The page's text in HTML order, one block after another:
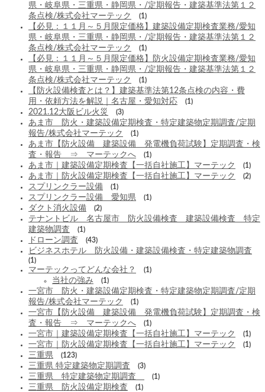
県・岐阜県・三重県・静岡県・/定期報告・建築基準法第１２
条点検/株式会社マーテック
(1)
【必見：１１月～５月限定価格】建築設備定期検査業務/愛知
県・岐阜県・三重県・静岡県・/定期報告・建築基準法第１２
条点検/株式会社マーテック
(1)
【必見：１１月～５月限定価格】防火設備定期検査業務/愛知
県・岐阜県・三重県・静岡県・/定期報告・建築基準法第１２
条点検/株式会社マーテック
(1)
【防火設備検査とは？】建築基準法第12条点検の内容・費
用・依頼方法を解説｜名古屋・愛知対応
(1)
2021.12大阪ビル火災 (3)
あま市 防火・建築設備定期検査・特定建築物定期調査/定期
報告/株式会社マーテック
(1)
あま市【防火設備 建築設備 発電機負荷試験】定期調査・検
査・報告 ⇒ マーテックへ
(1)
あま市｜建築設備定期検査【一括自社施工】マーテック (1)
あま市｜防火設備定期検査【一括自社施工】マーテック (2)
スプリンクラー設備 (1)
スプリンクラー設備 愛知県 (1)
ダクト消火設備 (2)
テナントビル 名古屋市 防火設備検査 建築設備検査 特定
建築物調査
(1)
ドローン調査 (43)
ビジネスホテル 防火設備・建築設備検査・特定建築物調査
(1)
マーテックってどんな会社？ (1)
当社の強み (1)
一宮市 防火・建築設備定期検査・特定建築物定期調査/定期
報告/株式会社マーテック
(1)
一宮市【防火設備 建築設備 発電機負荷試験】定期調査・検
査・報告 ⇒ マーテックへ
(1)
一宮市｜建築設備定期検査【一括自社施工】マーテック (1)
一宮市｜防火設備定期検査【一括自社施工】マーテック (1)
三重県 (123)
三重県 特定建築物定期調査 (3)
三重県 特定建築物定期調査 (1)
三重県 防火設備定期検査 (1)